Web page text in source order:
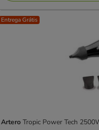
Entrega Grátis
Artero Tropic Power Tech